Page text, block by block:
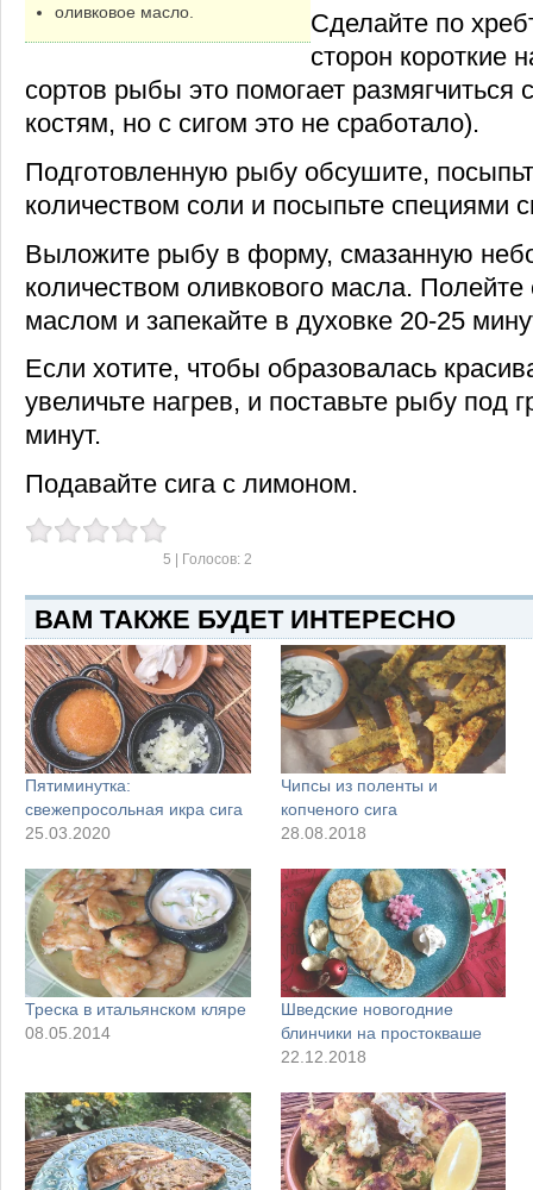
оливковое масло.
Сделайте по
сторон короткие
сортов рыбы это помогает
костям, но с сигом это не сработало).
Подготовленную рыбу обсушите,
количеством соли и посыпьте специями
Выложите рыбу в форму, смазанную
количеством оливкового масла.
маслом и запекайте в духовке 20-25
Если хотите, чтобы образовалась
увеличьте нагрев, и поставьте рыбу под
минут.
Подавайте сига с лимоном.
5 | Голосов: 2
ВАМ ТАКЖЕ БУДЕТ ИНТЕРЕСНО
Пятиминутка:
свежепросольная икра сига
25.03.2020
Чипсы из поленты и
копченого сига
28.08.2018
Треска в итальянском кляре
08.05.2014
Шведские новогодние
блинчики на простокваше
22.12.2018